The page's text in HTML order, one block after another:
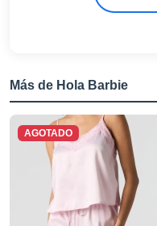
Más de Hola Barbie
AGOTADO